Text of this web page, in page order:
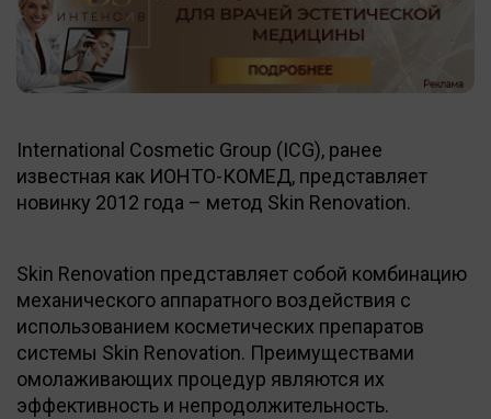
International Cosmetic Group (ICG), ранее
известная как ИОНТО-КОМЕД, представляет
новинку 2012 года – метод Skin Renovation.
Skin Renovation представляет собой комбинацию
механического аппаратного воздействия с
использованием косметических препаратов
системы Skin Renovation. Преимуществами
омолаживающих процедур являются их
эффективность и непродолжительность.